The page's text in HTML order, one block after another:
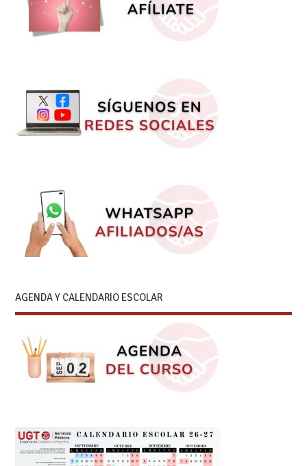
AGENDA Y CALENDARIO ESCOLAR